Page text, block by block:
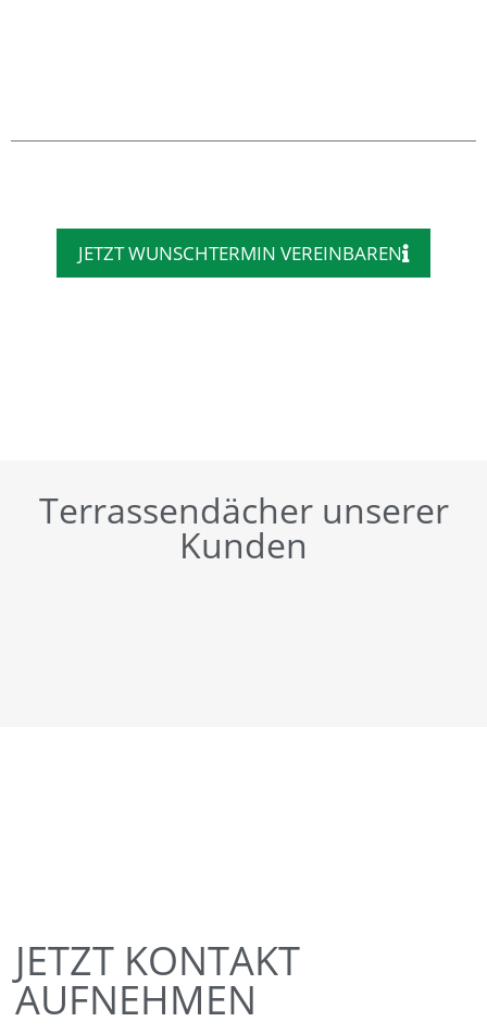
JETZT WUNSCHTERMIN VEREINBAREN
Terrassendächer unserer
Kunden
JETZT KONTAKT
AUFNEHMEN